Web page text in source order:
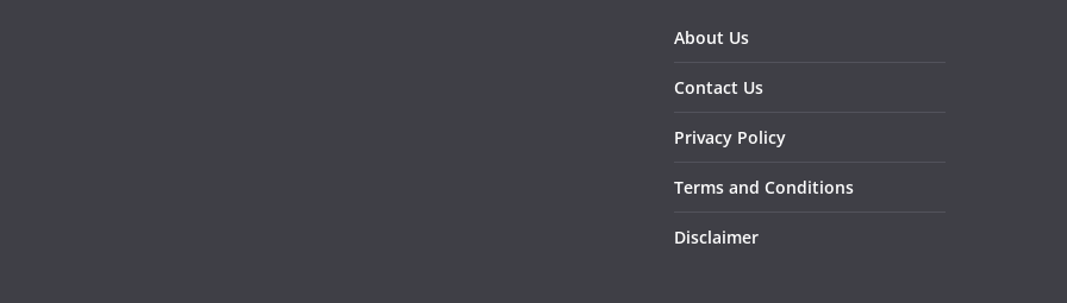
About Us
Contact Us
Privacy Policy
Terms and Conditions
Disclaimer